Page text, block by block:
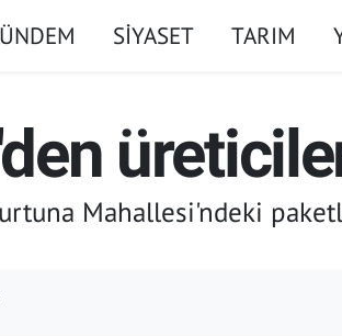
SİYASET TARIM
Mahallesi'ndeki